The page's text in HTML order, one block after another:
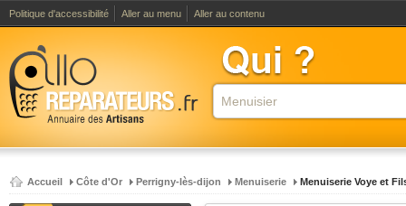
Politique d'accessibilité Aller au menu Aller au contenu
Accueil Côte d'Or Perrigny-lès-dijon Menuiserie Menuiserie Voye et